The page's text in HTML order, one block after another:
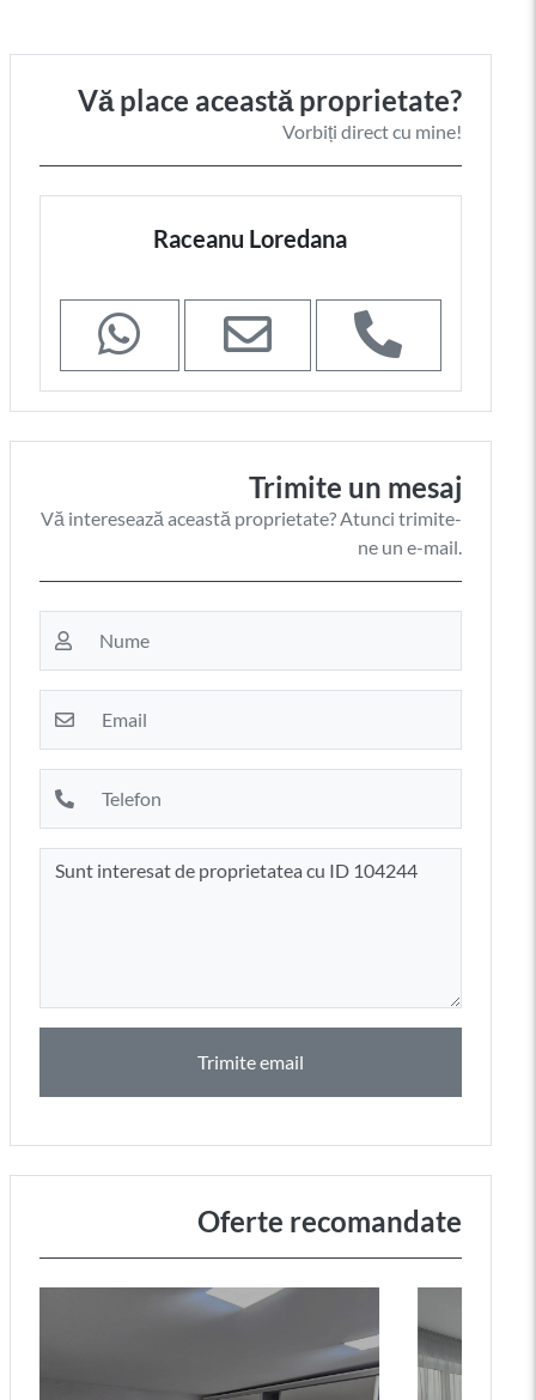
Vă place această proprietate?
Vorbiți direct cu mine!
Raceanu Loredana
Trimite un mesaj
Vă interesează această proprietate? Atunci trimite-
ne un e-mail.
Trimite email
Oferte recomandate